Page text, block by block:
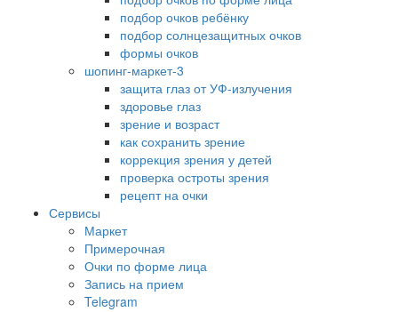
подбор очков ребёнку
подбор солнцезащитных очков
формы очков
шопинг-маркет-3
защита глаз от УФ-излучения
здоровье глаз
зрение и возраст
как сохранить зрение
коррекция зрения у детей
проверка остроты зрения
рецепт на очки
Сервисы
Маркет
Примерочная
Очки по форме лица
Запись на прием
Telegram